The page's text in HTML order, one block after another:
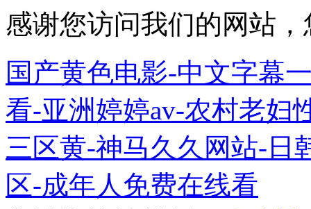
感谢您访问我们的网站
国产黄色电影-中文字幕
看-亚洲婷婷av-农村老妇
三区黄-神马久久网站-日
区-成年人免费在线看